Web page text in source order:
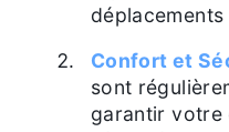
Confort et
sont
garantir